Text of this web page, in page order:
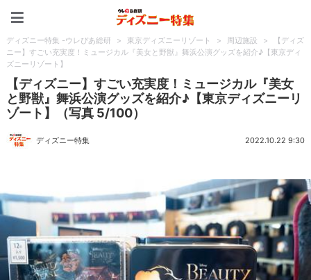
ディズニー特集 -ウレぴあ総研 > 東京ディズニーリゾート > 周辺施設 >
【ディズ
ニー】すごい充実度！ミュージカル『美女と野獣』舞浜公演グッズを紹介♪【東京ディ
ズニーリゾート】
【ディズニー】すごい充実度！ミュージカル『美女
と野獣』舞浜公演グッズを紹介♪【東京ディズニーリ
ゾート】（写真 5/100）
ディズニー特集 2022.10.22 9:30